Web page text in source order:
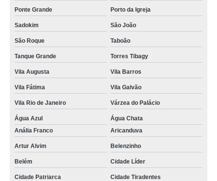
Ponte Grande Porto da Igreja
Sadokim São João
São Roque Taboão
Tanque Grande Torres Tibagy
Vila Augusta Vila Barros
Vila Fátima Vila Galvão
Vila Rio de Janeiro Várzea do Palácio
Água Azul
Água Chata
Anália Franco
Aricanduva
Artur Alvim Belenzinho
Belém Cidade Líder
Cidade Patriarca Cidade Tiradentes